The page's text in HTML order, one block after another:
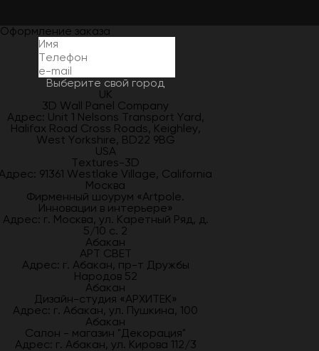
Оформление заказа
Выберите свой город
UK
3D Wall Panel Company
Адрес: Unit 1 Nelsons Transport Yard,
Halifax Road Cross Roads, Keighley,
West Yorkshire, BD22 9BG
USA
Textures-3D
91361 Westlake Village, California
Москва
Фирменный шоурум «Artpole.
Инновации в интерьере»
Адрес: г. Москва, ул. Каретный Ряд, д.
5/10 с. 2
Абакан
АРТ СВЕТ
Адрес: г. Абакан, пр-т Дружбы
Народов 52
Абакан
Дизайн-студия «АРХИТЕК»
Адрес: г. Абакан, ул. Пушкина, 100
Абакан
Салон - магазин "Декорация"
Адрес: г. Абакан, ул. Кирова 112/3